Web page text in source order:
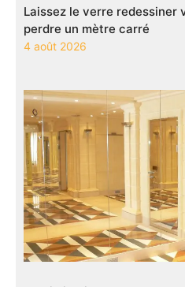
Laissez le verre redessiner
perdre un mètre carré
4 août 2026